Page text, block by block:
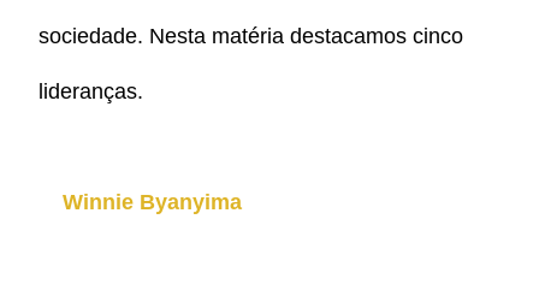
sociedade. Nesta matéria destacamos cinco
lideranças.
Winnie Byanyima